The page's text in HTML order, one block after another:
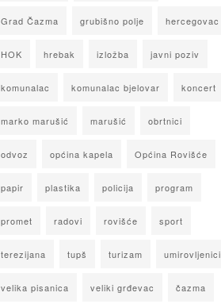
Grad Čazma grubišno polje hercegovac
HOK hrebak izložba javni poziv
komunalac komunalac bjelovar koncert
marko marušić marušić obrtnici
odvoz općina kapela Općina Rovišće
papir plastika policija program
promet radovi rovišće sport
terezijana tupš turizam umirovljenici
velika pisanica veliki grđevac čazma